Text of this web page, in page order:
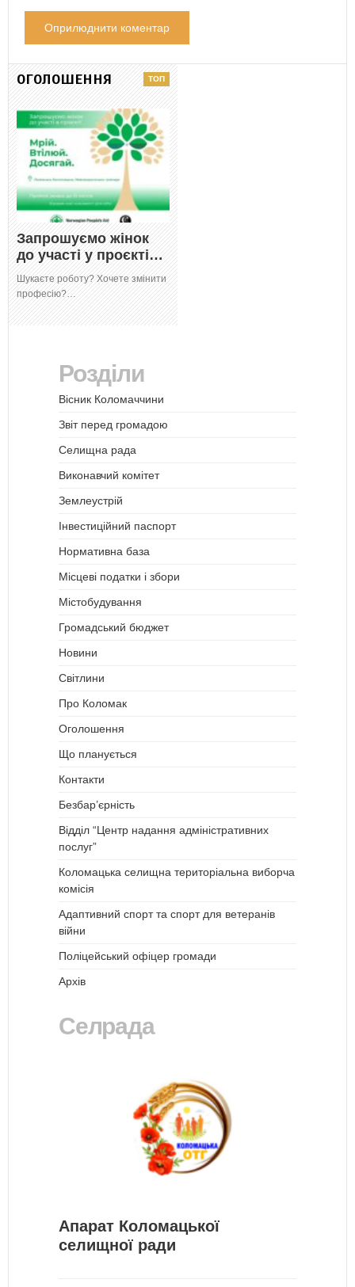
ОГОЛОШЕННЯ
Запрошуємо жінок
до участі у проєкті…
Шукаєте роботу? Хочете змінити
професію?…
Розділи
Вісник Коломаччини
Звіт перед громадою
Селищна рада
Виконавчий комітет
Землеустрій
Інвестиційний паспорт
Нормативна база
Місцеві податки і збори
Містобудування
Громадський бюджет
Новини
Світлини
Про Коломак
Оголошення
Що планується
Контакти
Безбар’єрність
Відділ “Центр надання адміністративних
послуг”
Коломацька селищна територіальна виборча
комісія
Адаптивний спорт та спорт для ветеранів
війни
Поліцейський офіцер громади
Архів
Селрада
Апарат Коломацької
селищної ради